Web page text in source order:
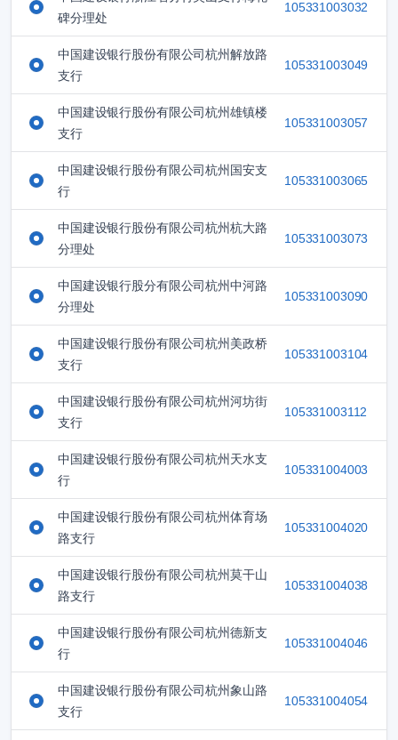
碑分理处
105331003032
中国建设银行股份有限公司杭州解放路
支行
105331003049
中国建设银行股份有限公司杭州雄镇楼
支行
105331003057
中国建设银行股份有限公司杭州国安支
行
105331003065
中国建设银行股份有限公司杭州杭大路
分理处
105331003073
中国建设银行股分有限公司杭州中河路
分理处
105331003090
中国建设银行股份有限公司杭州美政桥
支行
105331003104
中国建设银行股份有限公司杭州河坊街
支行
105331003112
中国建设银行股份有限公司杭州天水支
行
105331004003
中国建设银行股份有限公司杭州体育场
路支行
105331004020
中国建设银行股份有限公司杭州莫干山
路支行
105331004038
中国建设银行股份有限公司杭州德新支
行
105331004046
中国建设银行股份有限公司杭州象山路
支行
105331004054